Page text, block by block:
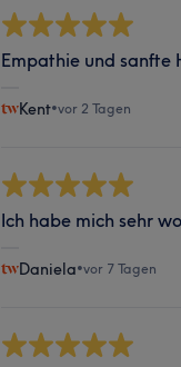
Empathie und sanfte
Kent•vor 2 Tagen
Ich habe mich sehr
Daniela•vor 7 Tagen